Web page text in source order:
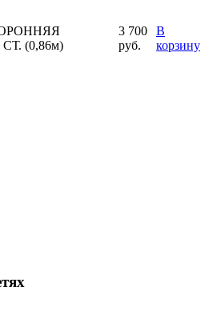
(0,86м)
3 700
руб.
В
корзину